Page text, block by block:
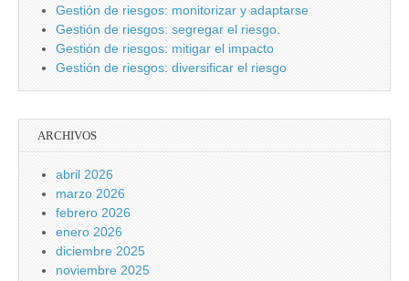
Gestión de riesgos: monitorizar y adaptarse
Gestión de riesgos: segregar el riesgo.
Gestión de riesgos: mitigar el impacto
Gestión de riesgos: diversificar el riesgo
ARCHIVOS
abril 2026
marzo 2026
febrero 2026
enero 2026
diciembre 2025
noviembre 2025